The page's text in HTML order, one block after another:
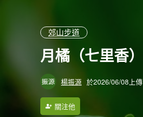
郊山步道
月橘（七里香）
楊振源 於2026/06/08上傳
關注他